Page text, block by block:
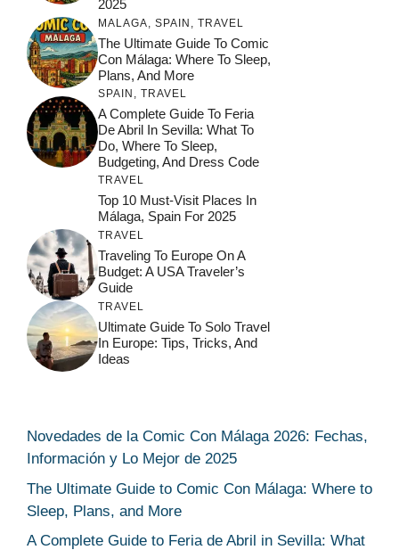
2025
MALAGA SPAIN TRAVEL
The Ultimate Guide To Comic
Con Málaga: Where To Sleep,
Plans, And More
SPAIN , TRAVEL
A Complete Guide To Feria
De Abril In Sevilla: What To
Do, Where To Sleep,
Budgeting, And Dress Code
TRAVEL
Top 10 Must-Visit Places In
Málaga, Spain For 2025
TRAVEL
Traveling To Europe On A
Budget: A USA Traveler’s
Guide
TRAVEL
Ultimate Guide To Solo Travel
In Europe: Tips, Tricks, And
Ideas
Novedades de la Comic Con Málaga 2026: Fechas,
Información y Lo Mejor de 2025
The Ultimate Guide to Comic Con Málaga: Where to
Sleep, Plans, and More
A Complete Guide to Feria de Abril in Sevilla: What